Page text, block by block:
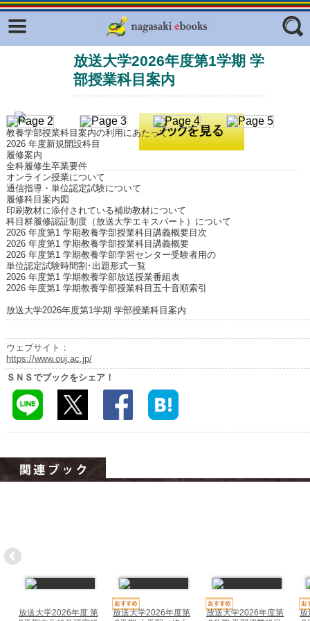
フリーワード
ジャンル
放送大学2026年度第1学期 学
部授業科目案内
教養学部授業科目案内の利用にあたって
2026 年度新規開設科目
履修案内
全科履修生卒業要件
オンライン授業について
通信指導・単位認定試験について
履修科目案内図
印刷教材に添付されている補助教材について
科目群履修認証制度（放送大学エキスパート）について
2026 年度第1 学期教養学部授業科目講義概要目次
2026 年度第1 学期教養学部授業科目講義概要
2026 年度第1 学期教養学部学習センター受験者用の
単位認定試験時間割･出題形式一覧
2026 年度第1 学期教養学部放送授業番組表
2026 年度第1 学期教養学部授業科目五十音順索引
放送大学2026年度第1学期 学部授業科目案内
ウェブサイト：
https://www.ouj.ac.jp/
ＳＮＳでブックをシェア！
放送大学2026年度 第
放送大学2026年度第
放送大学2026年度第
放
Facebook
ふくいろキラリプロジェクト
東京観光デジタルパンフレットギャ
ラリー（TOKYO Brochures）
復興応援企画
はじめてご利用される方へ
コンテンツ
広報誌ナビ
明治日本の産業革命遺産
長崎と天草地方の潜伏キリシタン
関連遺産
大学・専門学校ナビ
ハイスクールナビ
小・中学校ナビ
いきebooks
ながよebooks
おおむらebooks
みなみしまばらebooks
長崎MICE観光マップ